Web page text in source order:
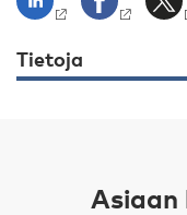
Tietoja